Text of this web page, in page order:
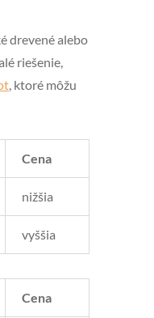
drevené alebo
riešenie,
, ktoré môžu
Cena
nižšia
vyššia
Cena